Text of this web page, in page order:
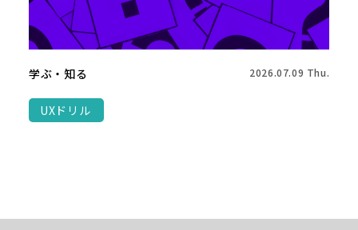
学ぶ・知る 2026.07.09 Thu.
UXドリル